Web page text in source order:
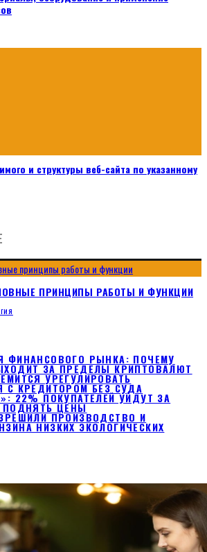
и структуры веб-сайта по указанному
ПРИНЦИПЫ РАБОТЫ И ФУНКЦИИ
ФИНАНСОВОГО РЫНКА: ПОЧЕМУ
ЗА ПРЕДЕЛЫ КРИПТОВАЛЮТ
УРЕГУЛИРОВАТЬ
С КРЕДИТОРОМ БЕЗ СУДА
22% ПОКУПАТЕЛЕЙ УЙДУТ ЗА
ПОДНЯТЬ ЦЕНЫ
ПРОИЗВОДСТВО И
НИЗКИХ ЭКОЛОГИЧЕСКИХ